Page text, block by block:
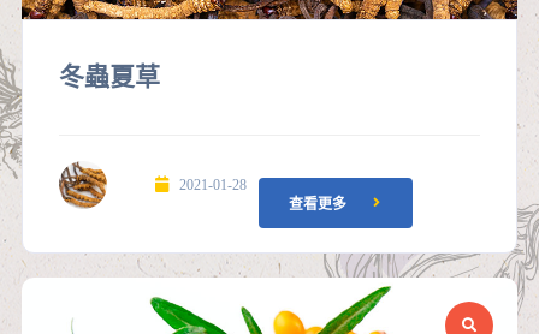
冬蟲夏草
2021-01-28
查看更多